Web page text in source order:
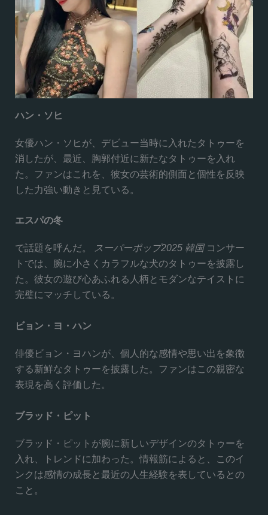
ハン・ソヒ
女優ハン・ソヒが、デビュー当時に入れたタトゥーを
消したが、最近、胸郭付近に新たなタトゥーを入れ
た。ファンはこれを、彼女の芸術的側面と個性を反映
した力強い動きと見ている。
エスパの冬
で話題を呼んだ。 スーパーポップ2025 韓国コンサー
トでは、腕に小さくカラフルな犬のタトゥーを披露し
た。彼女の遊び心あふれる人柄とモダンなテイストに
完璧にマッチしている。
ビョン・ヨ・ハン
俳優ビョン・ヨハンが、個人的な感情や思い出を象徴
する新鮮なタトゥーを披露した。ファンはこの親密な
表現を高く評価した。
ブラッド・ピット
ブラッド・ピットが腕に新しいデザインのタトゥーを
入れ、トレンドに加わった。情報筋によると、このイ
ンクは感情の成長と最近の人生経験を表しているとの
こと。